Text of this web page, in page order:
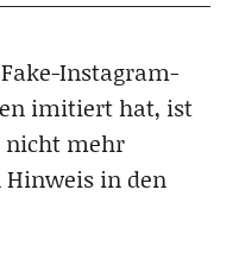
Instagram-
imitiert hat, ist
nicht mehr
in den